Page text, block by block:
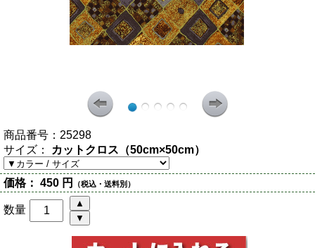
商品番号： 25298
サイズ： カットクロス（50cm×50cm）
価格： 450 円 （税込・送料別）
数量